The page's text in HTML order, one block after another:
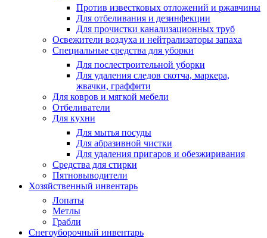
Против известковых отложений и ржавчины
Для отбеливания и дезинфекции
Для прочистки канализационных труб
Освежители воздуха и нейтрализаторы запаха
Специальные средства для уборки
Для послестроительной уборки
Для удаления следов скотча, маркера,
жвачки, граффити
Для ковров и мягкой мебели
Отбеливатели
Для кухни
Для мытья посуды
Для абразивной чистки
Для удаления пригаров и обезжиривания
Средства для стирки
Пятновыводители
Хозяйственный инвентарь
Лопаты
Метлы
Грабли
Снегоуборочный инвентарь